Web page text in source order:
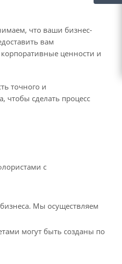
что ваши бизнес-
вам
ценности и
точного и
чтобы сделать процесс
с
Мы осуществляем
могут быть созданы по